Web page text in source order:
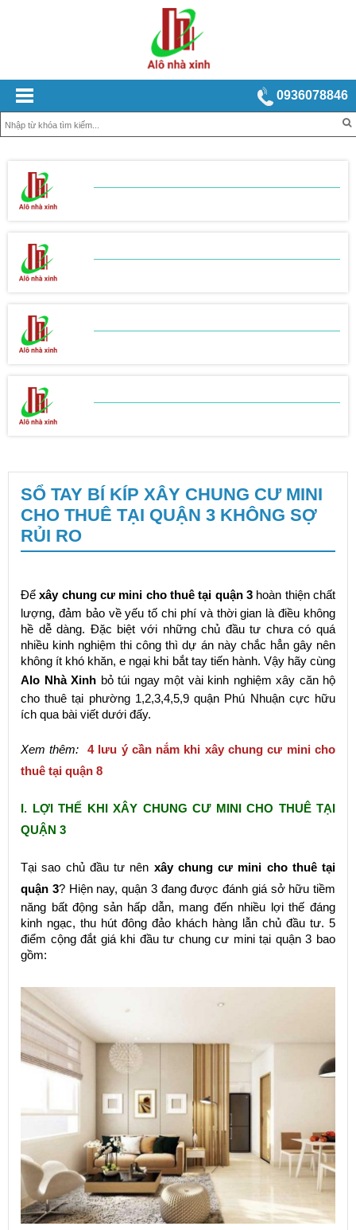
0936078846
SỔ TAY BÍ KÍP XÂY CHUNG CƯ MINI
CHO THUÊ TẠI QUẬN 3 KHÔNG SỢ
RỦI RO
Để xây chung cư mini cho thuê tại quận 3 hoàn thiện chất
lượng, đảm bảo về yếu tố chi phí và thời gian là điều không
hề dễ dàng. Đặc biệt với những chủ đầu tư chưa có quá
nhiều kinh nghiệm thi công thì dự án này chắc hẳn gây nên
không ít khó khăn, e ngại khi bắt tay tiến hành. Vậy hãy cùng
Alo Nhà Xinh bỏ túi ngay một vài kinh nghiệm xây căn hộ
cho thuê tại phường 1,2,3,4,5,9 quận Phú Nhuận cực hữu
ích qua bài viết dưới đấy.
Xem thêm:
4 lưu ý cần nắm khi xây chung cư mini cho
thuê tại quận 8
I. LỢI THẾ KHI XÂY CHUNG CƯ MINI CHO THUÊ TẠI
QUẬN 3
Tại sao chủ đầu tư nên xây chung cư mini cho thuê tại
quận 3? Hiện nay, quận 3 đang được đánh giá sở hữu tiềm
năng bất động sản hấp dẫn, mang đến nhiều lợi thế đáng
kinh ngạc, thu hút đông đảo khách hàng lẫn chủ đầu tư. 5
điểm cộng đắt giá khi đầu tư chung cư mini tại quận 3 bao
gồm: